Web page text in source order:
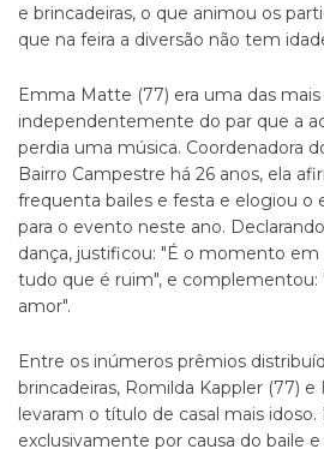
e brincadeiras, o que animou os
que na feira a diversão não tem
Emma Matte (77) era uma das
independentemente do par que a
perdia uma música. Coordenadora
Bairro Campestre há 26 anos, ela
frequenta bailes e festa e elogiou o
para o evento neste ano.
dança, justificou: "É o momento
tudo que é ruim", e complementou:
amor".
Entre os inúmeros prêmios
brincadeiras, Romilda Kappler (77) e
levaram o título de casal mais idoso.
exclusivamente por causa do baile